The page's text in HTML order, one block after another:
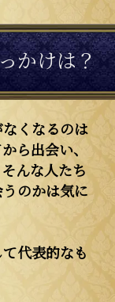
かけは？
くなるのは
ら出会い、
んな人たち
のかは気に
代表的なも